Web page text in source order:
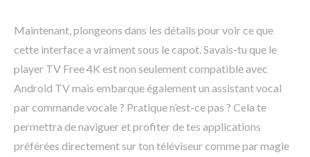
Maintenant, plongeons dans les détails pour voir ce que
cette interface a vraiment sous le capot. Savais-tu que le
player TV Free 4K est non seulement compatible avec
Android TV mais embarque également un assistant vocal
par commande vocale ? Pratique n’est-ce pas ? Cela te
permettra de naviguer et profiter de tes applications
préférées directement sur ton téléviseur comme par magie